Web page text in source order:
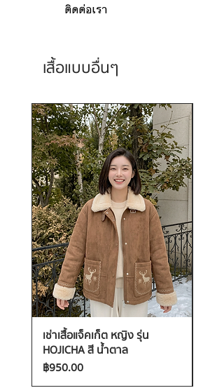
ติดต่อเรา
เสื้อแบบอื่นๆ
เช่าเสื้อแจ็คเก็ต หญิง รุ่น
HOJICHA สี น้ำตาล
ราคา
฿950.00